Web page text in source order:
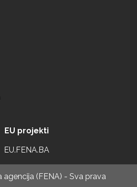
EU projekti
EU.FENA.BA
agencija (FENA) - Sva prava